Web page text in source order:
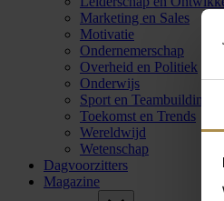
Marketing en Sales
Motivatie
Ondernemerschap
Overheid en Politiek
Onderwijs
Sport en Teambuilding
Toekomst en Trends
Wereldwijd
Wetenschap
Dagvoorzitters
Magazine